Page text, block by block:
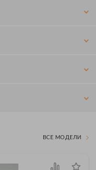
ВСЕ МОДЕЛИ